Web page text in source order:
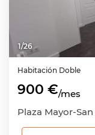
1/26
Habitación Doble
900 €/mes
Plaza Mayor-